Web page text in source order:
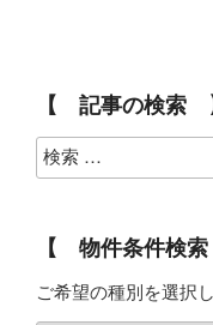
ン
【 記事の検索
【 物件条件検
ご希望の種別を選択